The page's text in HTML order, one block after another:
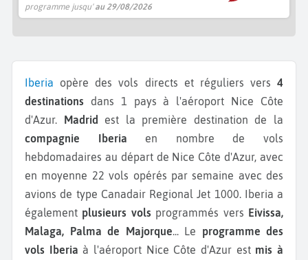
programme jusqu'au 29/08/2026
Iberia opère des vols directs et réguliers vers 4
destinations dans 1 pays à l'aéroport Nice Côte
d'Azur. Madrid est la première destination de la
compagnie Iberia en nombre de vols
hebdomadaires au départ de Nice Côte d'Azur, avec
en moyenne 22 vols opérés par semaine avec des
avions de type Canadair Regional Jet 1000. Iberia a
également plusieurs vols programmés vers Eivissa,
Malaga, Palma de Majorque... Le programme des
vols Iberia à l'aéroport Nice Côte d'Azur est mis à